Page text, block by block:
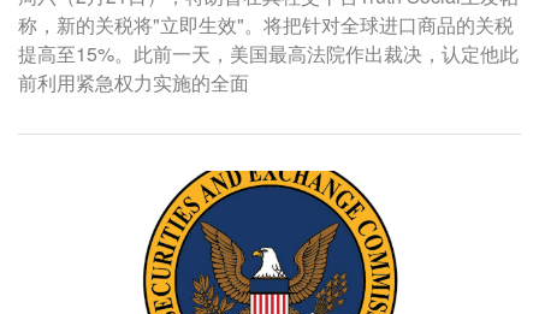
称，新的关税将"立即生效"。将把针对全球进口商品的关税
提高至15%。此前一天，美国最高法院作出裁决，认定他此
前利用紧急权力实施的全面